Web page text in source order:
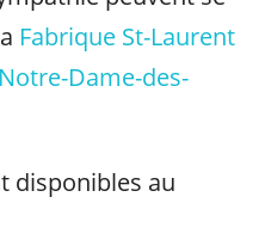
Fabrique St-Laurent
Dame-des-
disponibles au